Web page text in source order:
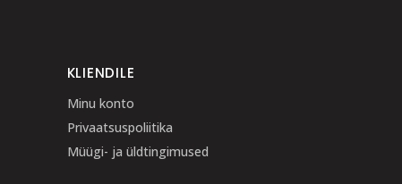
KLIENDILE
Minu konto
Privaatsuspoliitika
Müügi- ja üldtingimused